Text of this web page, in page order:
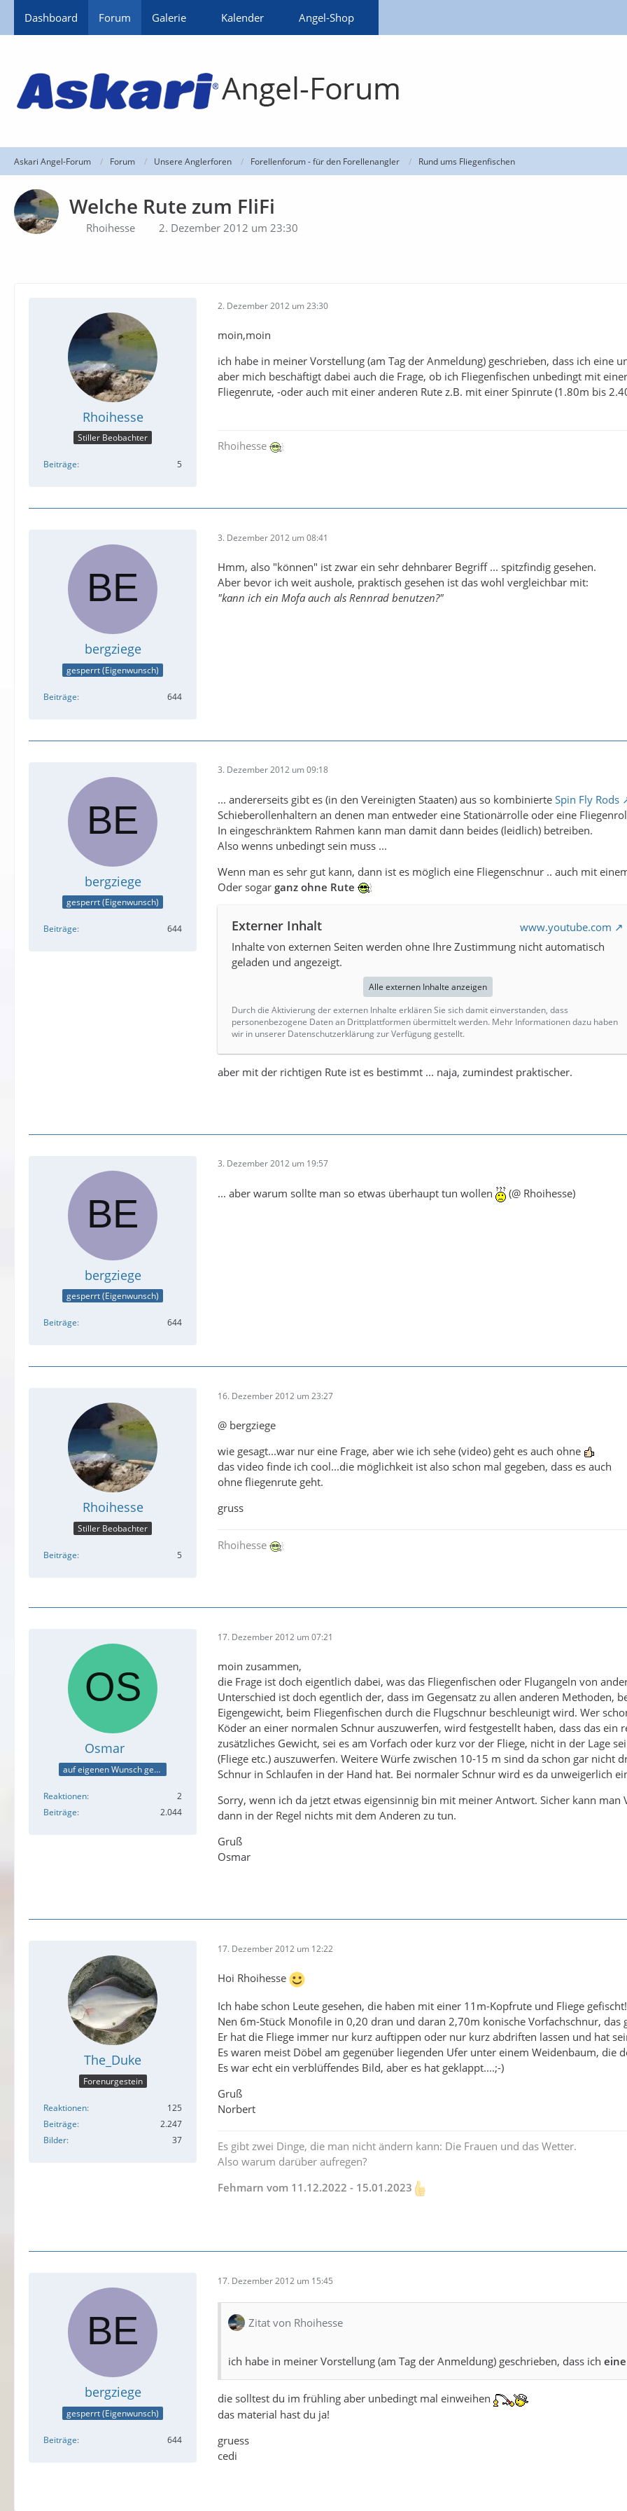
Dashboard Forum Galerie Kalender Angel-Shop
Askari Angel-Forum Forum Unsere Anglerforen Forellenforum - für den Forellenangler Rund ums Fliegenfischen
Welche Rute zum FliFi
Rhoihesse 2. Dezember 2012 um 23:30
Rhoihesse
Stiller Beobachter
Beiträge 5
2. Dezember 2012 um 23:30
moin,moin
ich habe in meiner Vorstellung (am Tag der Anmeldung) geschrieben, dass ich eine
aber mich beschäftigt dabei auch die Frage, ob ich Fliegenfischen unbedingt mit einer
Fliegenrute, -oder auch mit einer anderen Rute z.B. mit einer Spinrute (1.80m bis
Rhoihesse
bergziege
gesperrt (Eigenwunsch)
Beiträge 644
3. Dezember 2012 um 08:41
Hmm, also "können" ist zwar ein sehr dehnbarer Begriff ... spitzfindig gesehen.
Aber bevor ich weit aushole, praktisch gesehen ist das wohl vergleichbar mit:
"kann ich ein Mofa auch als Rennrad benutzen?"
bergziege
gesperrt (Eigenwunsch)
Beiträge 644
3. Dezember 2012 um 09:18
... andererseits gibt es (in den Vereinigten Staaten) aus so kombinierte Spin Fly Rods
Schieberollenhaltern an denen man entweder eine Stationärrolle oder eine
In eingeschränktem Rahmen kann man damit dann beides (leidlich) betreiben.
Also wenns unbedingt sein muss ...
Wenn man es sehr gut kann, dann ist es möglich eine Fliegenschnur .. auch mit
Oder sogar ganz ohne Rute
Externer Inhalt
www.youtube.com
Inhalte von externen Seiten werden ohne Ihre Zustimmung nicht automatisch
geladen und angezeigt.
Alle externen Inhalte anzeigen
Durch die Aktivierung der externen Inhalte erklären Sie sich damit einverstanden, dass
personenbezogene Daten an Drittplattformen übermittelt werden. Mehr Informationen dazu haben
wir in unserer Datenschutzerklärung zur Verfügung gestellt.
aber mit der richtigen Rute ist es bestimmt ... naja, zumindest praktischer.
bergziege
gesperrt (Eigenwunsch)
Beiträge 644
3. Dezember 2012 um 19:57
... aber warum sollte man so etwas überhaupt tun wollen (@ Rhoihesse)
Rhoihesse
Stiller Beobachter
Beiträge 5
16. Dezember 2012 um 23:27
@ bergziege
wie gesagt...war nur eine Frage, aber wie ich sehe (video) geht es auch ohne
das video finde ich cool...die möglichkeit ist also schon mal gegeben, dass es auch
ohne fliegenrute geht.
gruss
Rhoihesse
Osmar
auf eigenen Wunsch gesperrt
Reaktionen
2
Beiträge
2.044
17. Dezember 2012 um 07:21
moin zusammen,
die Frage ist doch eigentlich dabei, was das Fliegenfischen oder Flugangeln von
Unterschied ist doch egentlich der, dass im Gegensatz zu allen anderen Methoden,
Eigengewicht, beim Fliegenfischen durch die Flugschnur beschleunigt wird. Wer
Köder an einer normalen Schnur auszuwerfen, wird festgestellt haben, dass das
zusätzliches Gewicht, sei es am Vorfach oder kurz vor der Fliege, nicht in der Lage
(Fliege etc.) auszuwerfen. Weitere Würfe zwischen 10-15 m sind da schon gar nicht
Schnur in Schlaufen in der Hand hat. Bei normaler Schnur wird es da unweigerlich
Sorry, wenn ich da jetzt etwas eigensinnig bin mit meiner Antwort. Sicher kann
dann in der Regel nichts mit dem Anderen zu tun.
Gruß
Osmar
The_Duke
Forenurgestein
Reaktionen
125
Beiträge
2.247
Bilder
37
17. Dezember 2012 um 12:22
Hoi Rhoihesse
Ich habe schon Leute gesehen, die haben mit einer 11m-Kopfrute und Fliege gefischt!
Nen 6m-Stück Monofile in 0,20 dran und daran 2,70m konische Vorfachschnur, das
Er hat die Fliege immer nur kurz auftippen oder nur kurz abdriften lassen und hat
Es waren meist Döbel am gegenüber liegenden Ufer unter einem Weidenbaum,
Es war echt ein verblüffendes Bild, aber es hat geklappt....;-)
Gruß
Norbert
Es gibt zwei Dinge, die man nicht ändern kann: Die Frauen und das Wetter.
Also warum darüber aufregen?
Fehmarn vom 11.12.2022 - 15.01.2023
bergziege
gesperrt (Eigenwunsch)
Beiträge 644
17. Dezember 2012 um 15:45
Zitat von Rhoihesse
ich habe in meiner Vorstellung (am Tag der Anmeldung) geschrieben, dass ich
die solltest du im frühling aber unbedingt mal einweihen
das material hast du ja!
gruess
cedi